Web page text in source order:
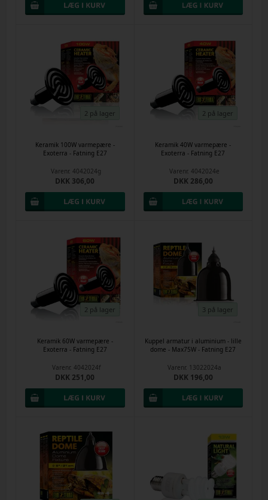
2 på lager
Keramik 100W varmepære -
Exoterra - Fatning E27
Varenr.4042024g
DKK 306,00
2 på lager
Keramik 40W varmepære -
Exoterra - Fatning E27
Varenr. 4042024e
DKK 286,00
2 på lager
Keramik 60W varmepære -
Exoterra - Fatning E27
Varenr. 4042024f
DKK 251,00
3 på lager
Kuppel armatur i aluminium - lille
dome - Max75W - Fatning E27
Varenr. 13022024a
DKK 196,00